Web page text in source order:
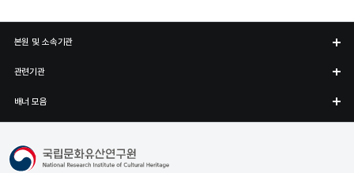
본원 및 소속기관
관련기관
배너 모음
국립문화유산연구원